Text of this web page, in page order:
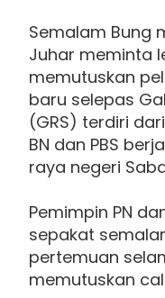
Semalam Bung
Juhar meminta
memutuskan
baru selepas
(GRS) terdiri
BN dan PBS
raya negeri
Pemimpin PN
sepakat
pertemuan
memutuskan